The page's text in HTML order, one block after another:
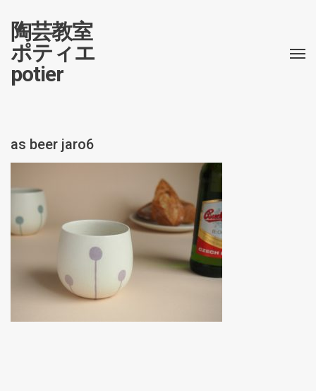
陶芸教室
ポティエ
potier
as beer jaro6